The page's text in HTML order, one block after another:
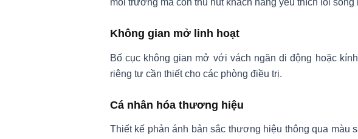
môi trường mà còn thu hút khách hàng yêu thích lối sống
Không gian mở linh hoạt
Bố cục không gian mở với vách ngăn di động hoặc
riêng tư cần thiết cho các phòng điều trị.
Cá nhân hóa thương hiệu
Thiết kế phản ánh bản sắc thương hiệu thông qua màu